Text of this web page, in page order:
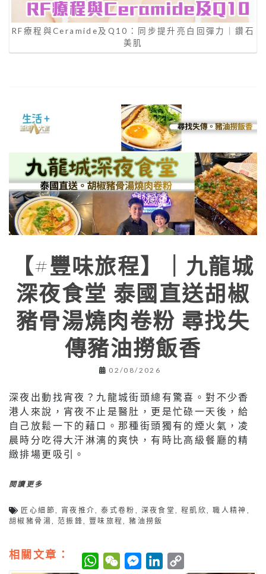
RF療程與Ceramide及Q10：同步提升亮白回彈力｜鑽石
美肌
【#豐味旅程】｜九龍城
深夜食堂 泰國直送胡椒
豬骨湯燒肉卷粉 尋找失
傳豬油撈飯香
02/08/2026
深夜出動找宵夜？九龍城街頭總有驚喜。對不少香
港人來說，宵夜不止是醫肚，更是忙碌一天後，給
自己放鬆一下的藉口。那種街頭獨有的煙火氣，凌
晨時分吃得大汗淋漓的爽快，有時比高級餐廳的精
緻排場更吸引。
閱讀更多
匠心細節 宵夜推介 ,泰式卷粉 深夜食堂 ,程凱欣 ,職人精神
胡椒豬骨湯
范振鋒 豐味旅程 ,豬油撈飯
相關文章：
W
h
W
e
M
e
L